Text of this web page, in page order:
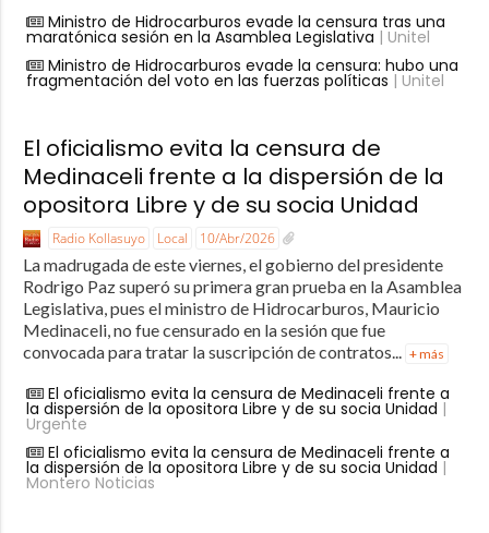
Ministro de Hidrocarburos evade la censura tras una
maratónica sesión en la Asamblea Legislativa | Unitel
Ministro de Hidrocarburos evade la censura: hubo una
fragmentación del voto en las fuerzas políticas | Unitel
El oficialismo evita la censura de
Medinaceli frente a la dispersión de la
opositora Libre y de su socia Unidad
Radio Kollasuyo Local 10/Abr/2026
La madrugada de este viernes, el gobierno del presidente
Rodrigo Paz superó su primera gran prueba en la Asamblea
Legislativa, pues el ministro de Hidrocarburos, Mauricio
Medinaceli, no fue censurado en la sesión que fue
convocada para tratar la suscripción de contratos...
+ más
El oficialismo evita la censura de Medinaceli frente a
la dispersión de la opositora Libre y de su socia Unidad |
Urgente
El oficialismo evita la censura de Medinaceli frente a
la dispersión de la opositora Libre y de su socia Unidad |
Montero Noticias